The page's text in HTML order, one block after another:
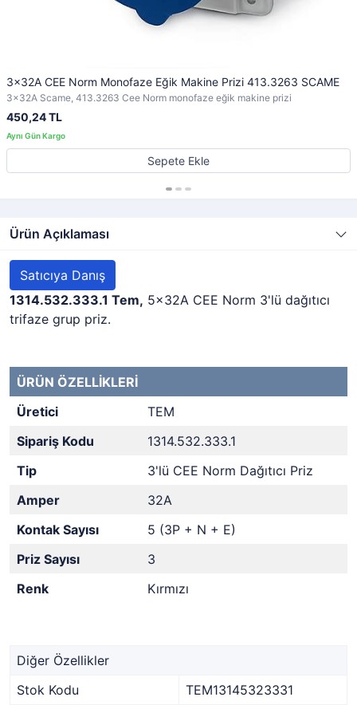
3x32A CEE Norm Monofaze Eğik Makine Prizi 413.3263 SCAME
3x32A Scame, 413.3263 Cee Norm monofaze eğik makine prizi
450,24 TL
Sepete Ekle
Ürün Açıklaması
Satıcıya Danış
1314.532.333.1 Tem, 5x32A CEE Norm 3'lü dağıtıcı
trifaze grup priz.
ÜRÜN ÖZELLİKLERİ
Üretici
TEM
Sipariş Kodu
1314.532.333.1
Tip
3'lü CEE Norm Dağıtıcı Priz
Amper
32A
Kontak Sayısı
5 (3P + N + E)
Priz Sayısı
3
Renk
Kırmızı
Diğer Özellikler
Stok Kodu
TEM13145323331